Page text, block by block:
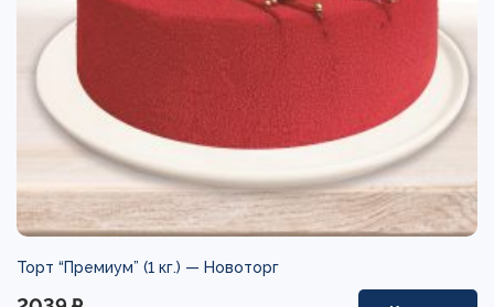
Торт “Премиум” (1 кг.) — Новоторг